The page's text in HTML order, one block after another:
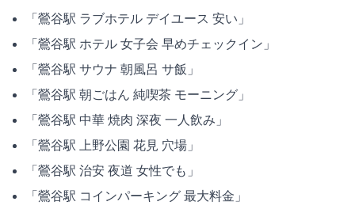
「鶯谷駅 ラブホテル デイユース 安い」
「鶯谷駅 ホテル 女子会 早めチェックイン」
「鶯谷駅 サウナ 朝風呂 サ飯」
「鶯谷駅 朝ごはん 純喫茶 モーニング」
「鶯谷駅 中華 焼肉 深夜 一人飲み」
「鶯谷駅 上野公園 花見 穴場」
「鶯谷駅 治安 夜道 女性でも」
「鶯谷駅 コインパーキング 最大料金」